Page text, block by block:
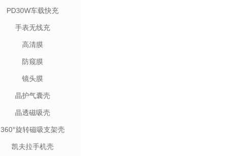
PD30W车载快充
手表无线充
高清膜
防窥膜
镜头膜
晶护气囊壳
晶透磁吸壳
360°旋转磁吸支架壳
凯夫拉手机壳